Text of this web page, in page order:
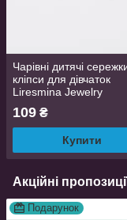
Чарівні дитячі
кліпси для дівчаток
Liresmina Jewelry
жовтому кольорі 1.3 см
109 ₴
Купити
Акційні
Подарунок